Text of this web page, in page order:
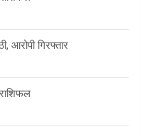
आरोपी गिरफ्तार